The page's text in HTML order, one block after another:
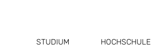
STUDIUM HOCHSCHULE